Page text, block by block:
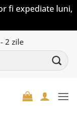
fi expediate luni,
2 zile